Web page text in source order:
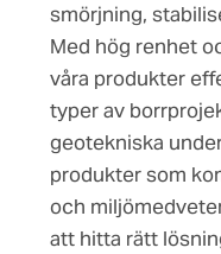
smörjning,
Med hög renhet
våra produkter
typer av
geotekniska
produkter som
och
att hitta rätt